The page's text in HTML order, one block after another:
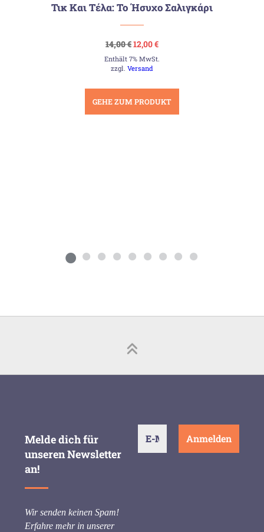
Τικ Και Τέλα: Το Ήσυχο Σαλιγκάρι
14,00€Ursprünglicher
Preis
war:
14,00 €
12,00€Aktueller
ist:
Enthält 7% MwSt.
zzgl.Versand
GEHE ZUM PRODUKT
Melde dich für
unseren Newsletter
an!
Wir senden keinen Spam!
Erfahre mehr in unserer